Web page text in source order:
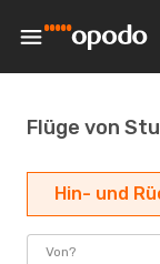
Flüge von
Hin- und
Von?